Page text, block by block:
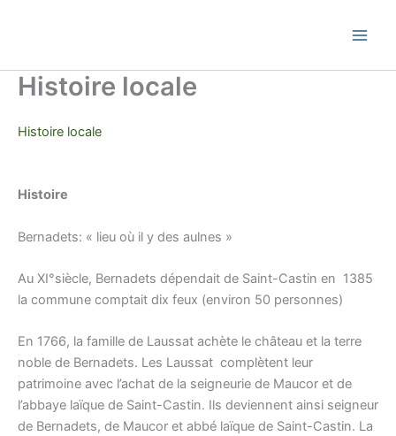
Histoire locale
Histoire locale
Histoire
Bernadets: « lieu où il y des aulnes »
Au XI°siècle, Bernadets dépendait de Saint-Castin en 1385
la commune comptait dix feux (environ 50 personnes)
En 1766, la famille de Laussat achète le château et la terre
noble de Bernadets. Les Laussat complètent leur
patrimoine avec l’achat de la seigneurie de Maucor et de
l’abbaye laïque de Saint-Castin. Ils deviennent ainsi seigneur
de Bernadets, de Maucor et abbé laïque de Saint-Castin. La